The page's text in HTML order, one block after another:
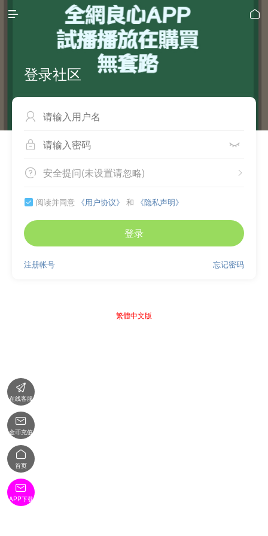
 
登录社区

 
 
安全提问(未设置请忽略)
 阅读并同意 《用户协议》 和 《隐私声明》
登录
忘记密码
注册帐号
繁體中文版

在线客服

金币充值

首页

APP下载